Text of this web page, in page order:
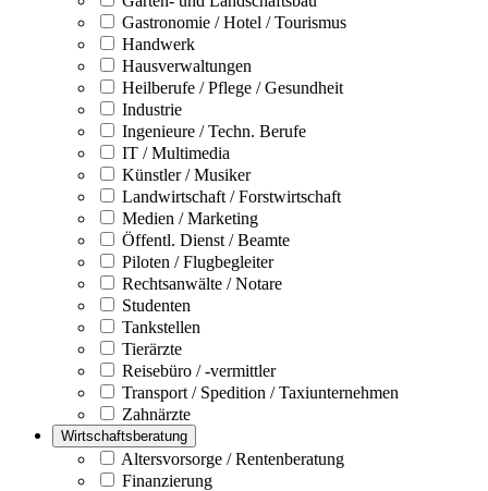
Gastronomie / Hotel / Tourismus
Handwerk
Hausverwaltungen
Heilberufe / Pflege / Gesundheit
Industrie
Ingenieure / Techn. Berufe
IT / Multimedia
Künstler / Musiker
Landwirtschaft / Forstwirtschaft
Medien / Marketing
Öffentl. Dienst / Beamte
Piloten / Flugbegleiter
Rechtsanwälte / Notare
Studenten
Tankstellen
Tierärzte
Reisebüro / -vermittler
Transport / Spedition / Taxiunternehmen
Zahnärzte
Wirtschaftsberatung
Altersvorsorge / Rentenberatung
Finanzierung